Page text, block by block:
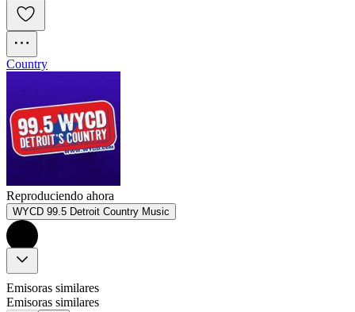
Country
Reproduciendo ahora
WYCD 99.5 Detroit Country Music
Emisoras similares
Emisoras similares